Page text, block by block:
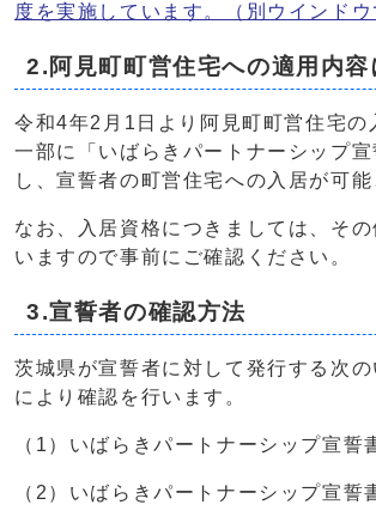
度を実施しています。
（別ウインドウ
2.阿見町町営住宅への適用内容
令和4年2月1日より阿見町町営住宅の
一部に「いばらきパートナーシップ宣
し、宣誓者の町営住宅への入居が可能
なお、入居資格につきましては、そ
いますので事前にご確認ください。
3.宣誓者の確認方法
茨城県が宣誓者に対して発行する次
により確認を行います。
（1）いばらきパートナーシップ宣誓
（2）いばらきパートナーシップ宣誓